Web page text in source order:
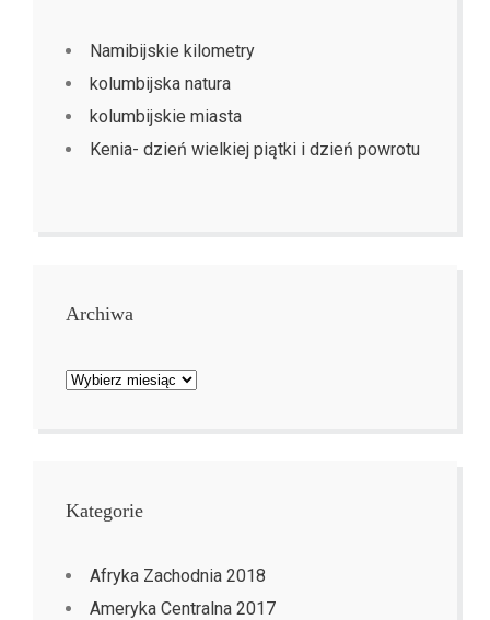
Namibijskie kilometry
kolumbijska natura
kolumbijskie miasta
Kenia- dzień wielkiej piątki i dzień powrotu
Archiwa
Archiwa
Kategorie
Afryka Zachodnia 2018
Ameryka Centralna 2017